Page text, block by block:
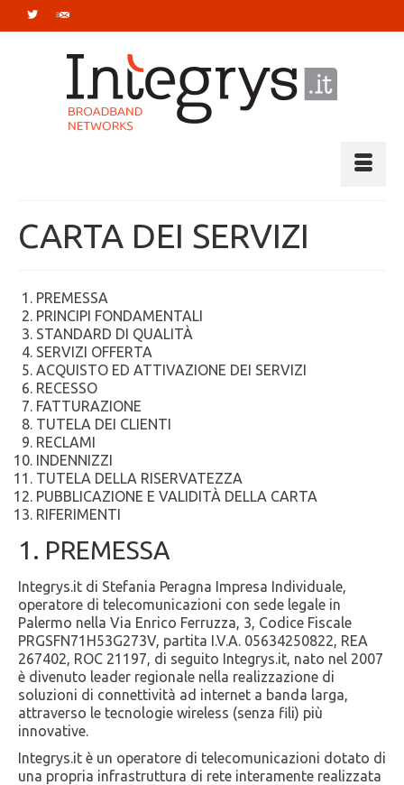
CARTA DEI SERVIZI
PREMESSA
PRINCIPI FONDAMENTALI
STANDARD DI QUALITÀ
SERVIZI OFFERTA
ACQUISTO ED ATTIVAZIONE DEI SERVIZI
RECESSO
FATTURAZIONE
TUTELA DEI CLIENTI
RECLAMI
INDENNIZZI
TUTELA DELLA RISERVATEZZA
PUBBLICAZIONE E VALIDITÀ DELLA CARTA
RIFERIMENTI
1. PREMESSA
Integrys.it di Stefania Peragna Impresa Individuale,
operatore di telecomunicazioni con sede legale in
Palermo nella Via Enrico Ferruzza, 3, Codice Fiscale
PRGSFN71H53G273V, partita I.V.A. 05634250822, REA
267402, ROC 21197, di seguito Integrys.it, nato nel 2007
è divenuto leader regionale nella realizzazione di
soluzioni di connettività ad internet a banda larga,
attraverso le tecnologie wireless (senza fili) più
innovative.
Integrys.it è un operatore di telecomunicazioni dotato di
una propria infrastruttura di rete interamente realizzata